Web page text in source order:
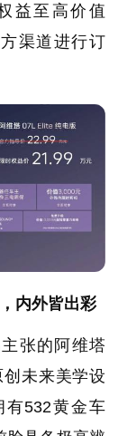
益至高价值
渠道进行订
内外皆出彩
张的阿维塔
未来美学设
532黄金车